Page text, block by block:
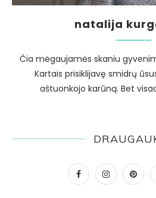
natalija
Čia mėgaujamės skaniu
Kartais prisiklijavę smidrų
aštuonkojo karūną. Bet